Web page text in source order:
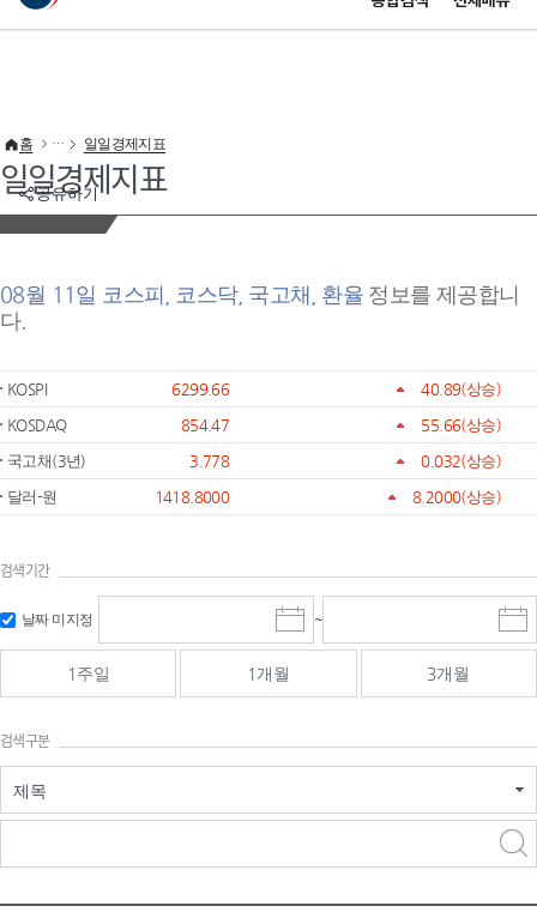
이 누리집은 대한민국 공식 전자정부 누리집입니다.
공유하기
홈 일일경제지표
일일경제지표
08월 11일 코스피, 코스닥, 국고채, 환율 정보를 제공합니
다.
KOSPI 6299.66 40.89(상승)
KOSDAQ
854.47 55.66(상승)
국고채(3년)
3.778 0.032(상승)
달러-원
1418.8000 8.2000(상승)
검색기간
날짜 미지정
시
작
일
선
~
종
료
선
1주일 1개월 3개월
검색구분
제목